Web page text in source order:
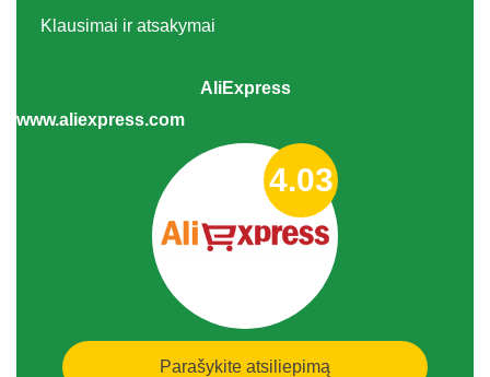
Klausimai ir atsakymai
AliExpress
www.aliexpress.com
4.03
Parašykite atsiliepimą